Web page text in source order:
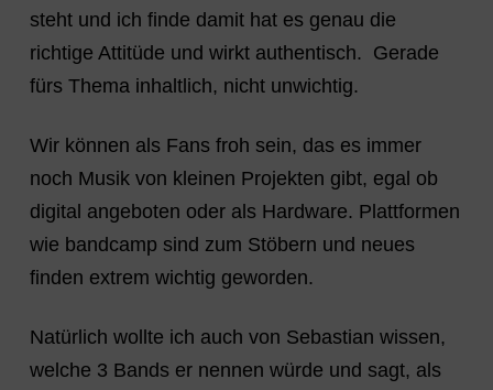
steht und ich finde damit hat es genau die
richtige Attitüde und wirkt authentisch. Gerade
fürs Thema inhaltlich, nicht unwichtig.
Wir können als Fans froh sein, das es immer
noch Musik von kleinen Projekten gibt, egal ob
digital angeboten oder als Hardware. Plattformen
wie bandcamp sind zum Stöbern und neues
finden extrem wichtig geworden.
Natürlich wollte ich auch von Sebastian wissen,
welche 3 Bands er nennen würde und sagt, als